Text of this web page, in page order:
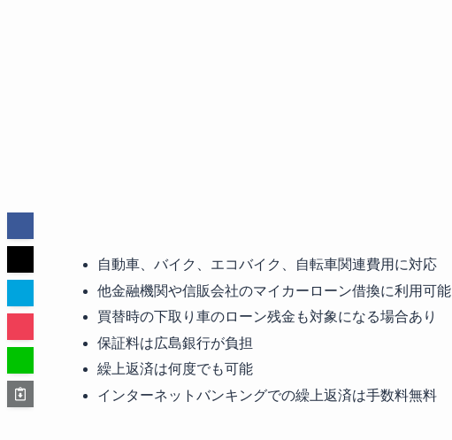
自動車、バイク、エコバイク、自転車関連費用に対応
他金融機関や信販会社のマイカーローン借換に利用可能
買替時の下取り車のローン残金も対象になる場合あり
保証料は広島銀行が負担
繰上返済は何度でも可能
インターネットバンキングでの繰上返済は手数料無料